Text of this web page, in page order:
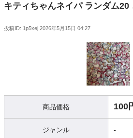
キティちゃんネイパ ランダム20
投稿ID: 1p5xej 2026年5月15日 04:27
商品価格 100
ジャンル -